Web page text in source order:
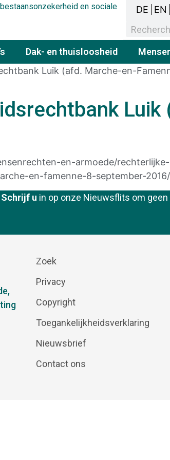
en sociale
DE EN
Dak- en thuisloosheid
Luik (afd. Marche-en-
en-armoede/
en-famenne-8-september-2016/
Schrijf u in op onze Nieuwsflits om
Zoek
Privacy
Copyright
Toegankelijkheidsverklaring
Nieuwsbrief
Contact ons